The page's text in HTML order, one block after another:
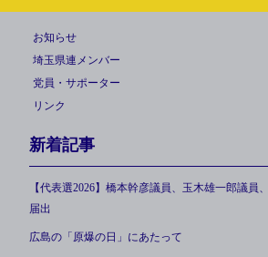
お知らせ
埼玉県連メンバー
党員・サポーター
リンク
新着記事
【代表選2026】橋本幹彦議員、玉木雄一郎議員
届出
広島の「原爆の日」にあたって